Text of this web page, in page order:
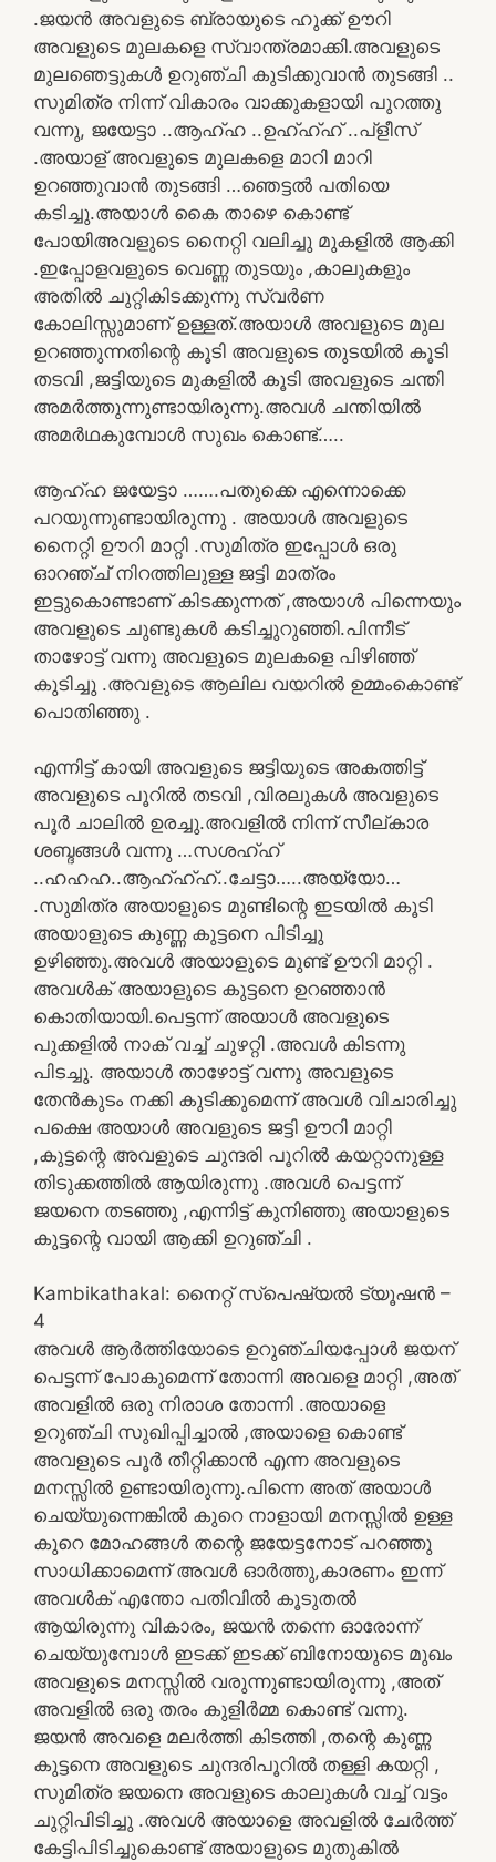
.ജയൻ അവളുടെ ബ്രായുടെ ഹുക്ക് ഊറി
അവളുടെ മുലകളെ സ്വാന്ത്രമാക്കി.അവളുടെ
മുലഞെട്ടുകൾ ഉറുഞ്ചി കുടിക്കുവാൻ തുടങ്ങി ..
സുമിത്ര നിന്ന് വികാരം വാക്കുകളായി പുറത്തു
വന്നു, ജയേട്ടാ ..ആഹ്ഹ ..ഉഹ്ഹ്ഹ് ..പ്ളീസ്
.അയാള് അവളുടെ മുലകളെ മാറി മാറി
ഉറഞ്ഞുവാൻ തുടങ്ങി …ഞെട്ടൽ പതിയെ
കടിച്ചു.അയാൾ കൈ താഴെ കൊണ്ട്
പോയിഅവളുടെ നൈറ്റി വലിച്ചു മുകളിൽ ആക്കി
.ഇപ്പോളവളുടെ വെണ്ണ തുടയും ,കാലുകളും
അതിൽ ചുറ്റികിടക്കുന്നു സ്വർണ
കോലിസ്സുമാണ് ഉള്ളത്.അയാൾ അവളുടെ മുല
ഉറഞ്ഞുന്നതിന്റെ കൂടി അവളുടെ തുടയിൽ കൂടി
തടവി ,ജട്ടിയുടെ മുകളിൽ കൂടി അവളുടെ ചന്തി
അമർത്തുന്നുണ്ടായിരുന്നു.അവൾ ചന്തിയിൽ
അമർഥകുമ്പോൾ സുഖം കൊണ്ട്…..
ആഹ്ഹ ജയേട്ടാ …….പതുക്കെ എന്നൊക്കെ
പറയുന്നുണ്ടായിരുന്നു . അയാൾ അവളുടെ
നൈറ്റി ഊറി മാറ്റി .സുമിത്ര ഇപ്പോൾ ഒരു
ഓറഞ്ച് നിറത്തിലുള്ള ജട്ടി മാത്രം
ഇട്ടുകൊണ്ടാണ് കിടക്കുന്നത് ,അയാൾ പിന്നെയും
അവളുടെ ചുണ്ടുകൾ കടിച്ചുറുഞ്ഞി.പിന്നീട്
താഴോട്ട് വന്നു അവളുടെ മുലകളെ പിഴിഞ്ഞ്
കുടിച്ചു .അവളുടെ ആലില വയറിൽ ഉമ്മംകൊണ്ട്
പൊതിഞ്ഞു .
എന്നിട്ട് കായി അവളുടെ ജട്ടിയുടെ അകത്തിട്ട്
അവളുടെ പൂറിൽ തടവി ,വിരലുകൾ അവളുടെ
പൂർ ചാലിൽ ഉരച്ചു.അവളിൽ നിന്ന് സീല്കാര
ശബ്ദങ്ങൾ വന്നു …സശഹ്ഹ്
..ഹഹഹ..ആഹ്ഹ്ഹ്..ചേട്ടാ…..അയ്യോ…
.സുമിത്ര അയാളുടെ മുണ്ടിന്റെ ഇടയിൽ കൂടി
അയാളുടെ കുണ്ണ കുട്ടനെ പിടിച്ചു
ഉഴിഞ്ഞു.അവൾ അയാളുടെ മുണ്ട് ഊറി മാറ്റി .
അവൾക് അയാളുടെ കുട്ടനെ ഉറഞ്ഞാൻ
കൊതിയായി.പെട്ടന്ന് അയാൾ അവളുടെ
പുക്കളിൽ നാക് വച്ച് ചുഴറ്റി .അവൾ കിടന്നു
പിടച്ചു. അയാൾ താഴോട്ട് വന്നു അവളുടെ
തേൻകുടം നക്കി കുടിക്കുമെന്ന് അവൾ വിചാരിച്ചു
പക്ഷെ അയാൾ അവളുടെ ജട്ടി ഊറി മാറ്റി
,കുട്ടന്റെ അവളുടെ ചുന്ദരി പൂറിൽ കയറ്റാനുള്ള
തിടുക്കത്തിൽ ആയിരുന്നു .അവൾ പെട്ടന്ന്
ജയനെ തടഞ്ഞു ,എന്നിട്ട് കുനിഞ്ഞു അയാളുടെ
കുട്ടന്റെ വായി ആക്കി ഉറുഞ്ചി .
Kambikathakal: നൈറ്റ് സ്‌പെഷ്യൽ ട്യൂഷൻ –
4
അവൾ ആർത്തിയോടെ ഉറുഞ്ചിയപ്പോൾ ജയന്
പെട്ടന്ന് പോകുമെന്ന് തോന്നി അവളെ മാറ്റി ,അത്
അവളിൽ ഒരു നിരാശ തോന്നി .അയാളെ
ഉറുഞ്ചി സുഖിപ്പിച്ചാൽ ,അയാളെ കൊണ്ട്
അവളുടെ പൂർ തീറ്റിക്കാൻ എന്ന അവളുടെ
മനസ്സിൽ ഉണ്ടായിരുന്നു.പിന്നെ അത് അയാൾ
ചെയ്യുന്നെങ്കിൽ കുറെ നാളായി മനസ്സിൽ ഉള്ള
കുറെ മോഹങ്ങൾ തന്റെ ജയേട്ടനോട് പറഞ്ഞു
സാധിക്കാമെന്ന് അവൾ ഓർത്തു,കാരണം ഇന്ന്
അവൾക് എന്തോ പതിവിൽ കൂടുതൽ
ആയിരുന്നു വികാരം, ജയൻ തന്നെ ഓരോന്ന്
ചെയ്യുമ്പോൾ ഇടക്ക് ഇടക്ക് ബിനോയുടെ മുഖം
അവളുടെ മനസ്സിൽ വരുന്നുണ്ടായിരുന്നു ,അത്
അവളിൽ ഒരു തരം കുളിർമ്മ കൊണ്ട് വന്നു.
ജയൻ അവളെ മലർത്തി കിടത്തി ,തന്റെ കുണ്ണ
കുട്ടനെ അവളുടെ ചുന്ദരിപൂറിൽ തള്ളി കയറ്റി ,
സുമിത്ര ജയനെ അവളുടെ കാലുകൾ വച്ച് വട്ടം
ചുറ്റിപിടിച്ചു .അവൾ അയാളെ അവളിൽ ചേർത്ത്
കേട്ടിപിടിച്ചുകൊണ്ട് അയാളുടെ മുതുകിൽ